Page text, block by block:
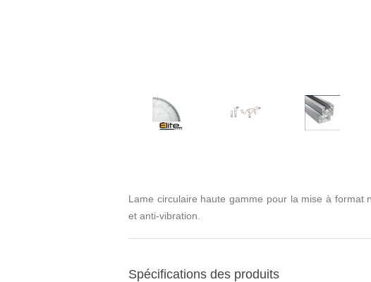
Lame circulaire haute gamme pour la mise à format
et anti-vibration.
Spécifications des produits